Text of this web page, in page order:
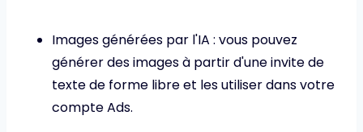
Images générées par l'IA : vous pouvez
générer des images à partir d'une invite de
texte de forme libre et les utiliser dans votre
compte Ads.